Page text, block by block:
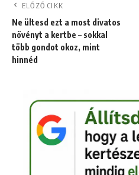
ELŐZŐ CIKK
Ne ültesd ezt a most divatos
növényt a kertbe – sokkal
több gondot okoz, mint
hinnéd